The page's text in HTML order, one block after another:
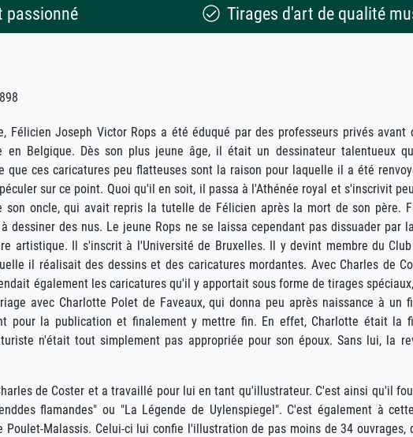
passionné Tirages d'art de qualité
Félicien Joseph Victor Rops a été éduqué par des professeurs privés avant
en Belgique. Dès son plus jeune âge, il était un dessinateur talentueux
que ces caricatures peu flatteuses sont la raison pour laquelle il a été
sur ce point. Quoi qu'il en soit, il passa à l'Athénée royal et s'inscrivit
son oncle, qui avait repris la tutelle de Félicien après la mort de son père.
dessiner des nus. Le jeune Rops ne se laissa cependant pas dissuader par
artistique. Il s'inscrit à l'Université de Bruxelles. Il y devint membre du
il réalisait des dessins et des caricatures mordantes. Avec Charles de
également les caricatures qu'il y apportait sous forme de tirages
avec Charlotte Polet de Faveaux, qui donna peu après naissance à un
pour la publication et finalement y mettre fin. En effet, Charlotte était la
n'était tout simplement pas appropriée pour son époux. Sans lui, la
de Coster et a travaillé pour lui en tant qu'illustrateur. C'est ainsi qu'il
flamandes" ou "La Légende de Uylenspiegel". C'est également à
Poulet-Malassis. Celui-ci lui confie l'illustration de pas moins de 34 ouvrages,